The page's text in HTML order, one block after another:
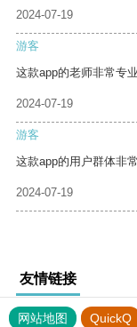
2024-07-19
游客
这款app的老师非常专
2024-07-19
游客
这款app的用户群体非
2024-07-19
友情链接
网站地图 QuickQ